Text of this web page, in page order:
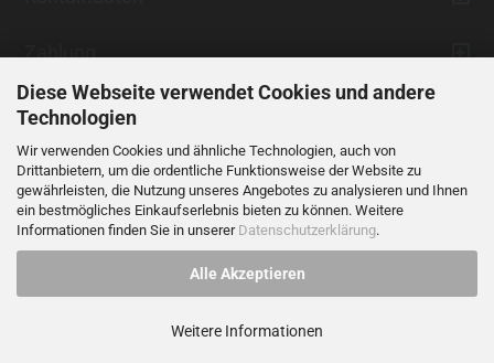
Diese Webseite verwendet Cookies und andere
Technologien
Wir verwenden Cookies und ähnliche Technologien, auch von
Drittanbietern, um die ordentliche Funktionsweise der Website zu
gewährleisten, die Nutzung unseres Angebotes zu analysieren und Ihnen
ein bestmögliches Einkaufserlebnis bieten zu können. Weitere
Informationen finden Sie in unserer Datenschutzerklärung.
Alle Akzeptieren
Weitere Informationen
Zahlung
Vertrag widerrufen